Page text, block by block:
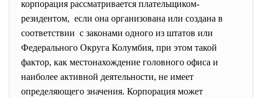
корпорация рассматривается плательщиком-
резидентом, если она организована или создана в
соответствии с законами одного из штатов или
Федерального Округа Колумбия, при этом такой
фактор, как местонахождение головного офиса и
наиболее активной деятельности, не имеет
определяющего значения. Корпорация может